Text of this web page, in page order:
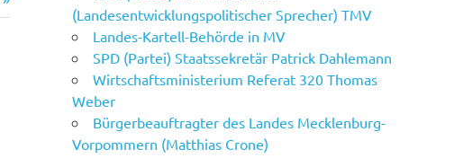
(Landesentwicklungspolitischer Sprecher) TMV
Landes-Kartell-Behörde in MV
SPD (Partei) Staatssekretär Patrick Dahlemann
Wirtschaftsministerium Referat 320 Thomas
Weber
Bürgerbeauftragter des Landes Mecklenburg-
Vorpommern (Matthias Crone)